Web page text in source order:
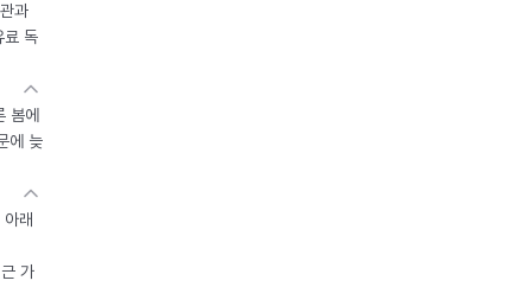
과
료 독
봄에
에 늦
래
가